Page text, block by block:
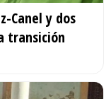
Canel y dos
transición